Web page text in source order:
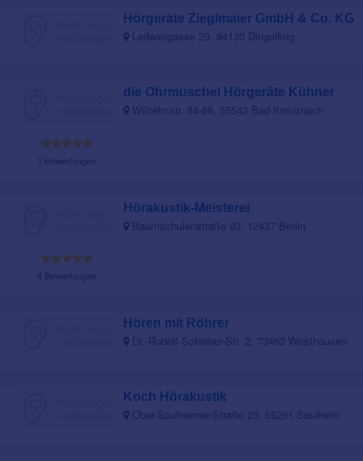
Hörgeräte Zieglmaier GmbH & Co. KG
Lederergasse 29, 84130 Dingolfing
1 Bewertungen
die Ohrmuschel Hörgeräte Kühner
Wilhelmstr. 84-86, 55543 Bad Kreuznach
4 Bewertungen
Hörakustik-Meisterei
Baumschulenstraße 93, 12437 Berlin
Hören mit Röhrer
Dr.-Rudolf-Schieber-Str. 2, 73463 Westhausen
Koch Hörakustik
Ober-Saulheimer-Straße 25, 55291 Saulheim